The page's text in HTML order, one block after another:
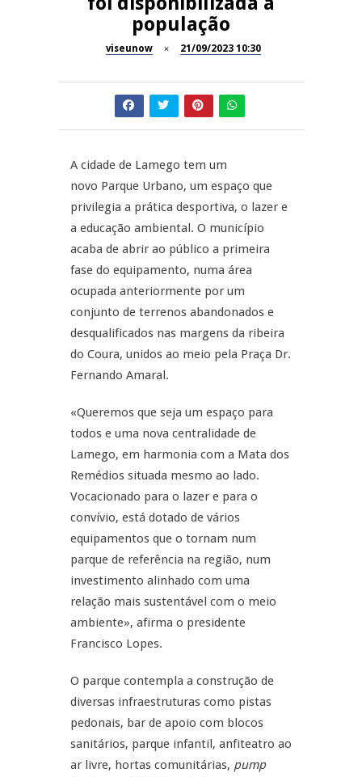
Dia do Foral em São João da
Pesqueira
Summer Fusion em
Sernancelhe
REPORTAGENS
Festas do Concelho de Penalva
MANGUALDE
11º Encontro Gastronómico
Amador de Abrunhosa-a-Velha
Now Opinião – Manuela
Antunes: Problemas nos
Exames Nacionais
população
viseunow 21/09/2023 10:30
A cidade de Lamego tem um
novo Parque Urbano, um espaço que
privilegia a prática desportiva, o lazer e
a educação ambiental. O município
acaba de abrir ao público a primeira
fase do equipamento, numa área
ocupada anteriormente por um
conjunto de terrenos abandonados e
desqualificados nas margens da ribeira
do Coura, unidos ao meio pela Praça Dr.
Fernando Amaral.
«Queremos que seja um espaço para
todos e uma nova centralidade de
Lamego, em harmonia com a Mata dos
Remédios situada mesmo ao lado.
Vocacionado para o lazer e para o
convívio, está dotado de vários
equipamentos que o tornam num
parque de referência na região, num
investimento alinhado com uma
relação mais sustentável com o meio
ambiente», afirma o presidente
Francisco Lopes.
O parque contempla a construção de
diversas infraestruturas como pistas
pedonais, bar de apoio com blocos
sanitários, parque infantil, anfiteatro ao
ar livre, hortas comunitárias, pump